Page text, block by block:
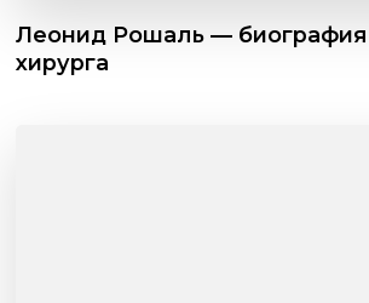
Леонид Рошаль — биография
хирурга